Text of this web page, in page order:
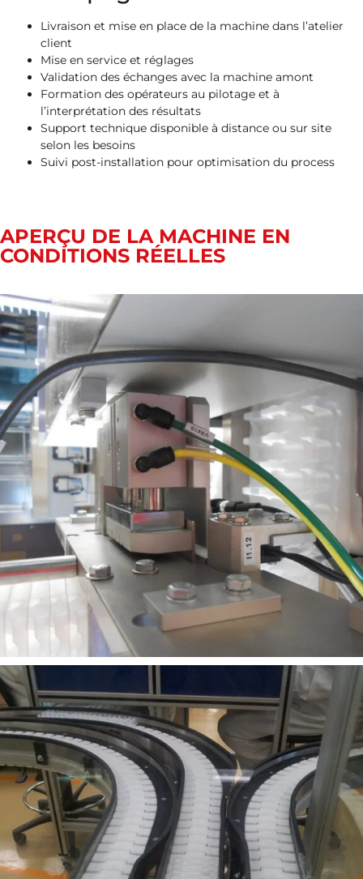
Livraison et mise en place de la machine dans l’atelier
client
Mise en service et réglages
Validation des échanges avec la machine amont
Formation des opérateurs au pilotage et à
l’interprétation des résultats
Support technique disponible à distance ou sur site
selon les besoins
Suivi post-installation pour optimisation du process
APERÇU DE LA MACHINE EN
CONDITIONS RÉELLES